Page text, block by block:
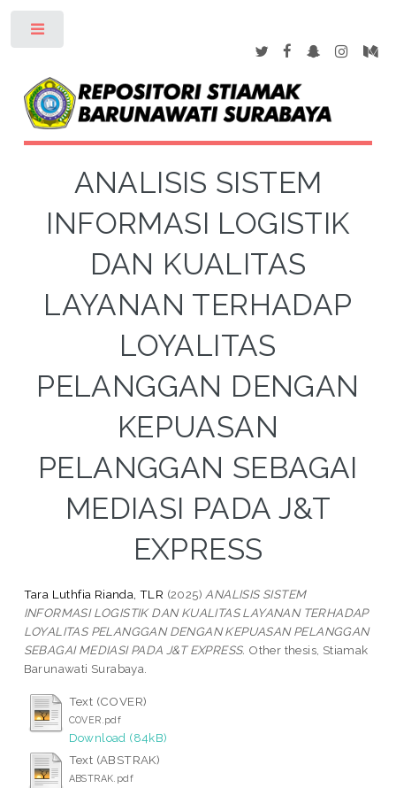
ANALISIS SISTEM
INFORMASI LOGISTIK
DAN KUALITAS
LAYANAN TERHADAP
LOYALITAS
PELANGGAN DENGAN
KEPUASAN
PELANGGAN SEBAGAI
MEDIASI PADA J&T
EXPRESS
Tara Luthfia Rianda, TLR (2025) ANALISIS SISTEM
INFORMASI LOGISTIK DAN KUALITAS LAYANAN TERHADAP
LOYALITAS PELANGGAN DENGAN KEPUASAN PELANGGAN
SEBAGAI MEDIASI PADA J&T EXPRESS. Other thesis, Stiamak
Barunawati Surabaya.
Text (COVER)
COVER.pdf
Download (84kB)
Text (ABSTRAK)
ABSTRAK.pdf